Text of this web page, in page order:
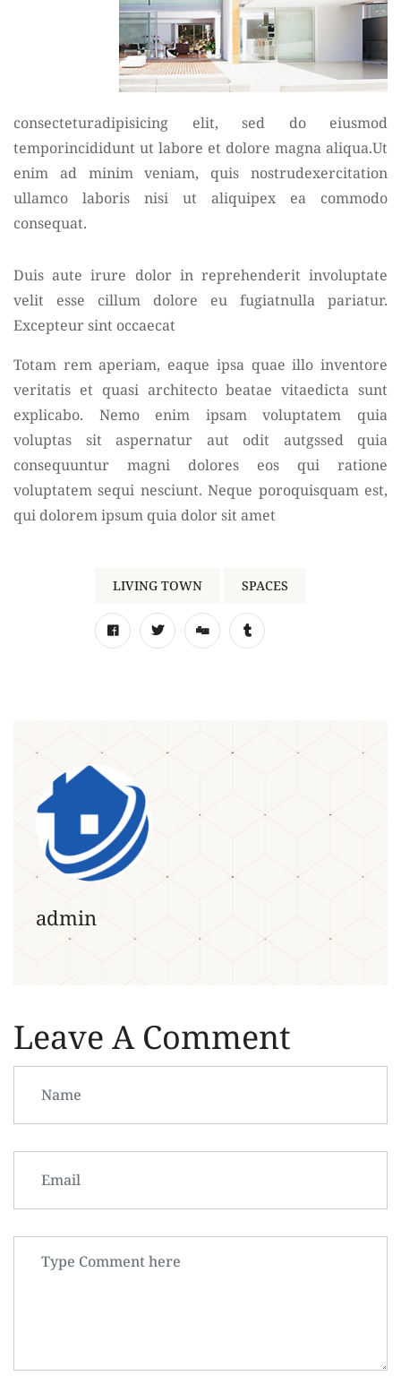
consecteturadipisicing elit, sed do eiusmod
temporincididunt ut labore et dolore magna aliqua.Ut
enim ad minim veniam, quis nostrudexercitation
ullamco laboris nisi ut aliquipex ea commodo
consequat.
Duis aute irure dolor in reprehenderit involuptate
velit esse cillum dolore eu fugiatnulla pariatur.
Excepteur sint occaecat
Totam rem aperiam, eaque ipsa quae illo inventore
veritatis et quasi architecto beatae vitaedicta sunt
explicabo. Nemo enim ipsam voluptatem quia
voluptas sit aspernatur aut odit autgssed quia
consequuntur magni dolores eos qui ratione
voluptatem sequi nesciunt. Neque poroquisquam est,
qui dolorem ipsum quia dolor sit amet
LIVING TOWN SPACES
admin
Leave A Comment